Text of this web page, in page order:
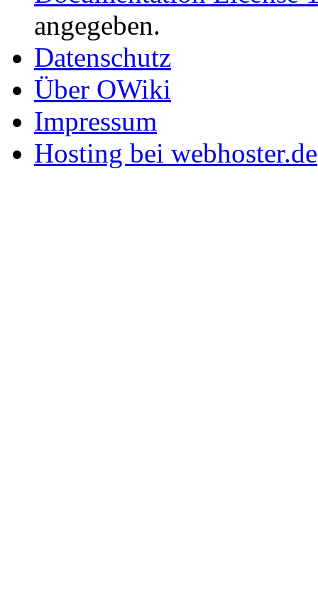
angegeben.
Datenschutz
Über OWiki
Impressum
Hosting bei webhoster.de